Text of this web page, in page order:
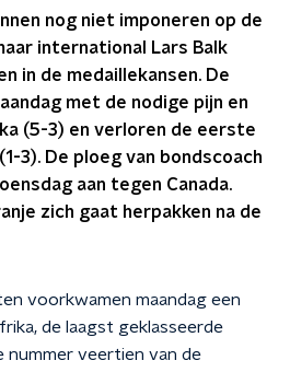
nog niet imponeren op de
international Lars Balk
in de medaillekansen. De
met de nodige pijn en
(5-3) en verloren de eerste
3). De ploeg van bondscoach
aan tegen Canada.
zich gaat herpakken na de
voorkwamen maandag een
de laagst geklasseerde
nummer veertien van de